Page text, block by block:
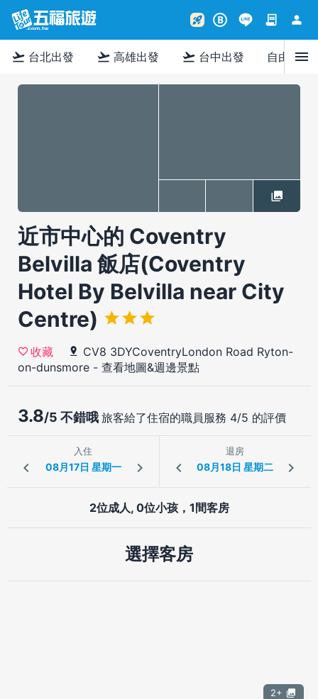
rocket_launch B contract person
flight_takeoff 台北出發 flight_takeoff 高雄出發 flight_takeoff 台中出發 自由行menu
近市中心的 Coventry
Belvilla 飯店(Coventry
Hotel By Belvilla near City
Centre)
收藏
CV8 3DYCoventryLondon Road Ryton-
on-dunsmore - 查看地圖&週邊景點
3.8/5 不錯哦 旅客給了住宿的職員服務 4/5 的評價
入住 退房
2位成人, 0位小孩，1間客房
選擇客房
2+